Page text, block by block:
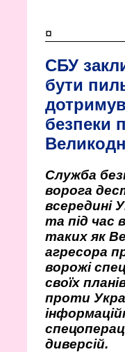
¤
СБУ
бути
безпеки
Служба
ворога
всередині
та під час
таких як
агресора
ворожі
своїх
проти
диверсій.